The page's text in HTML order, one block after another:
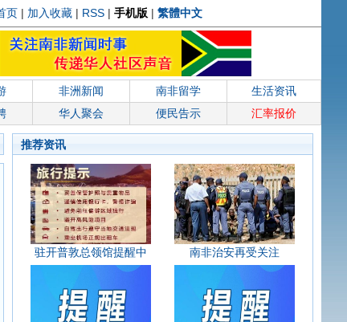
页 | 加入收藏 | RSS | 手机版 | 繁體中文
非洲新闻 南非留学
生活资讯
华人聚会 便民告示 汇率报价
推荐资讯
驻开普敦总领馆提醒中 南非治安再受关注